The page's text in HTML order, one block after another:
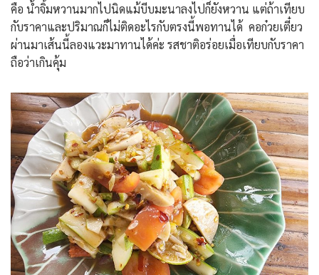
คือ น้ำจิ้มหวานมากไปนิดแม้บีบมะนาลงไปก็ยังหวาน แต่ถ้าเทียบ
กับราคาและปริมาณก็ไม่ติดอะไรกับตรงนี้พอทานได้ คอก๋วยเตี๋ยว
ผ่านมาเส้นนี้ลองแวะมาทานได้ค่ะ รสชาติอร่อยเมื่อเทียบกับราคา
ถือว่าเกินคุ้ม